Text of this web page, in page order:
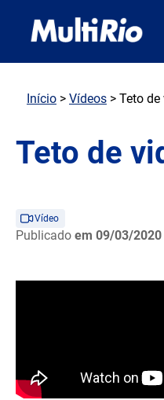
Início > Vídeos > Teto
Teto de
Vídeo
Publicado em 09/03/2020